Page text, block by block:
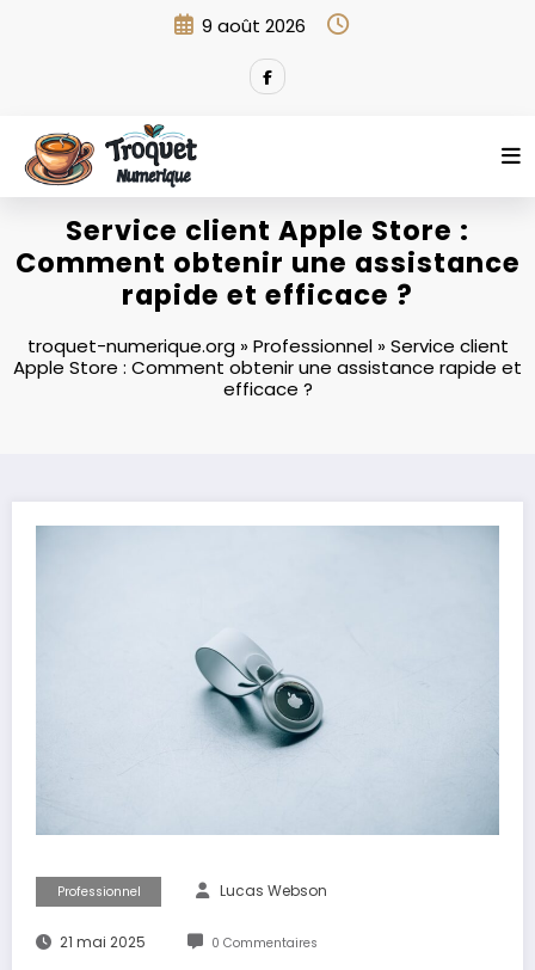
9 août 2026
Service client Apple Store :
Comment obtenir une assistance
rapide et efficace ?
troquet-numerique.org»Professionnel»Service client
Apple Store : Comment obtenir une assistance rapide et
efficace ?
Professionnel Lucas Webson
21 mai 2025 0 Commentaires